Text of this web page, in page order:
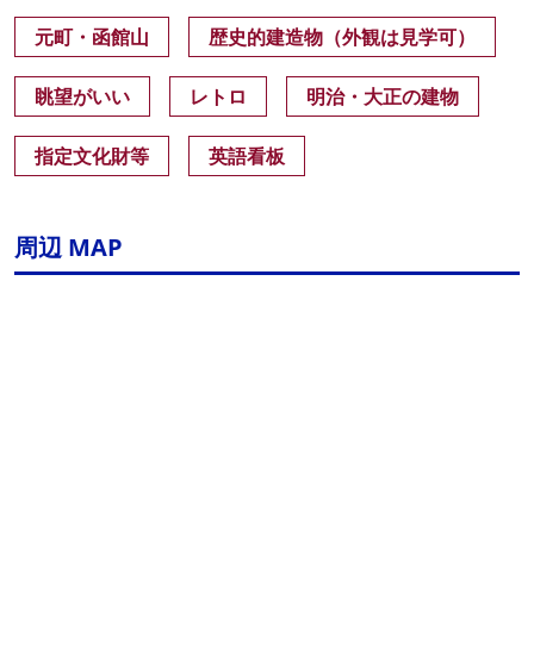
元町・函館山 歴史的建造物（外観は見学可）
眺望がいい レトロ 明治・大正の建物
指定文化財等 英語看板
周辺 MAP